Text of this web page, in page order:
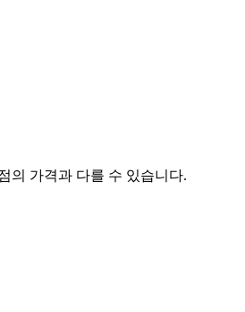
의 가격과 다를 수 있습니다.